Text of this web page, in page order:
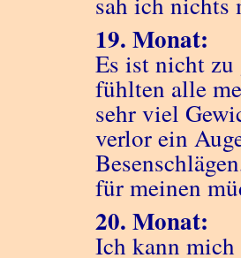
19. Monat:
Es ist nicht zu
fühlten alle
sehr viel
verlor ein
für meinen
20. Monat:
Ich kann mich